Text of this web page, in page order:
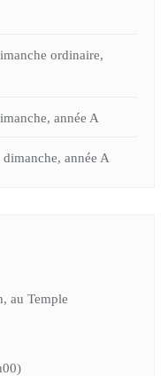
ordinaire,
année A
année A
au Temple